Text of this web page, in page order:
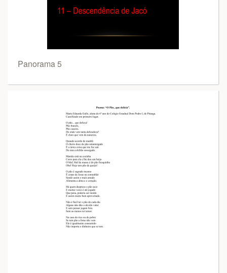
Panorama 5